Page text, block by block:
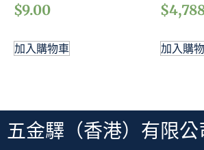
$9.00
加入購物車
$
加入購
五金驛（香港）有限公